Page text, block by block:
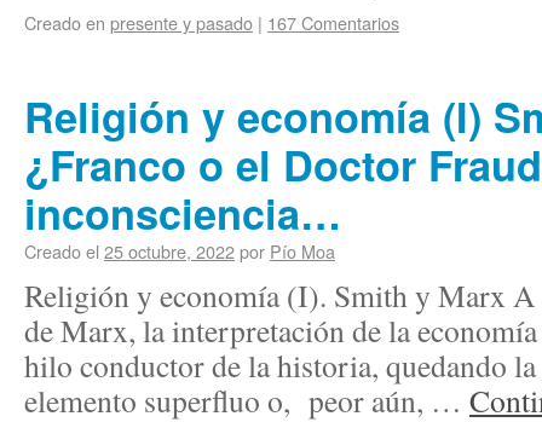
Creado en presente y pasado | 167 Comentarios
Religión y economía (I)
¿Franco o el Doctor
inconsciencia…
Creado el 25 octubre, 2022por Pío Moa
Religión y economía (I). Smith y Marx
de Marx, la interpretación de la
hilo conductor de la historia, quedando
elemento superfluo o, peor aún, …